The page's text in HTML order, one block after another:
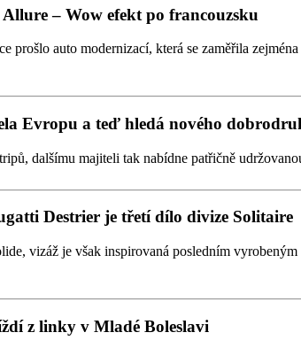
– Wow efekt po francouzsku
prošlo auto modernizací, která se zaměřila
Evropu a teď hledá nového
dalšímu majiteli tak nabídne patřičně
Destrier je třetí dílo divize Solitaire
vizáž je však inspirovaná posledním
z linky v Mladé Boleslavi